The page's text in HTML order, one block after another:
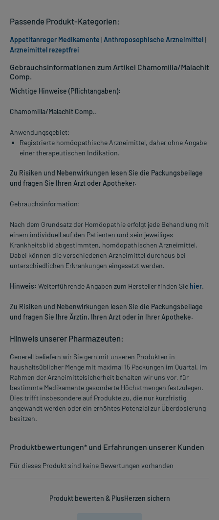
Gebrauchsinformationen zum Artikel Chamomilla/Malachit
Comp.
Wichtige Hinweise (Pflichtangaben):
Chamomilla/Malachit Comp..
Anwendungsgebiet:
Registrierte homöopathische Arzneimittel, daher ohne Angabe
einer therapeutischen Indikation.
Zu Risiken und Nebenwirkungen lesen Sie die Packungsbeilage
und fragen Sie Ihren Arzt oder Apotheker.
Gebrauchsinformation:
Nach dem Grundsatz der Homöopathie erfolgt jede Behandlung mit
einem individuell auf den Patienten und sein jeweiliges
Krankheitsbild abgestimmten, homöopathischen Arzneimittel.
Dabei können die verschiedenen Arzneimittel durchaus bei
unterschiedlichen Erkrankungen eingesetzt werden.
Hinweis: Weiterführende Angaben zum Hersteller finden Sie hier.
Zu Risiken und Nebenwirkungen lesen Sie die Packungsbeilage
und fragen Sie Ihre Ärztin, Ihren Arzt oder in Ihrer Apotheke.
Hinweis unserer Pharmazeuten:
Generell beliefern wir Sie gern mit unseren Produkten in
haushaltsüblicher Menge mit maximal 15 Packungen im Quartal. Im
Rahmen der Arzneimittelsicherheit behalten wir uns vor, für
bestimmte Medikamente gesonderte Höchstmengen festzulegen.
Dies trifft insbesondere auf Produkte zu, die nur kurzfristig
angewandt werden oder ein erhöhtes Potenzial zur Überdosierung
besitzen.
Produktbewertungen* und Erfahrungen unserer Kunden
Für dieses Produkt sind keine Bewertungen vorhanden
Produkt bewerten & PlusHerzen sichern
Passende Produkt-Kategorien:
Appetitanreger Medikamente |Anthroposophische Arzneimittel|
Arzneimittel rezeptfrei